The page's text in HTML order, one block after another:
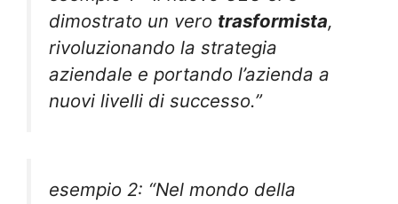
dimostrato un vero trasformista,
rivoluzionando la strategia
aziendale e portando l’azienda a
nuovi livelli di successo.”
esempio 2: “Nel mondo della